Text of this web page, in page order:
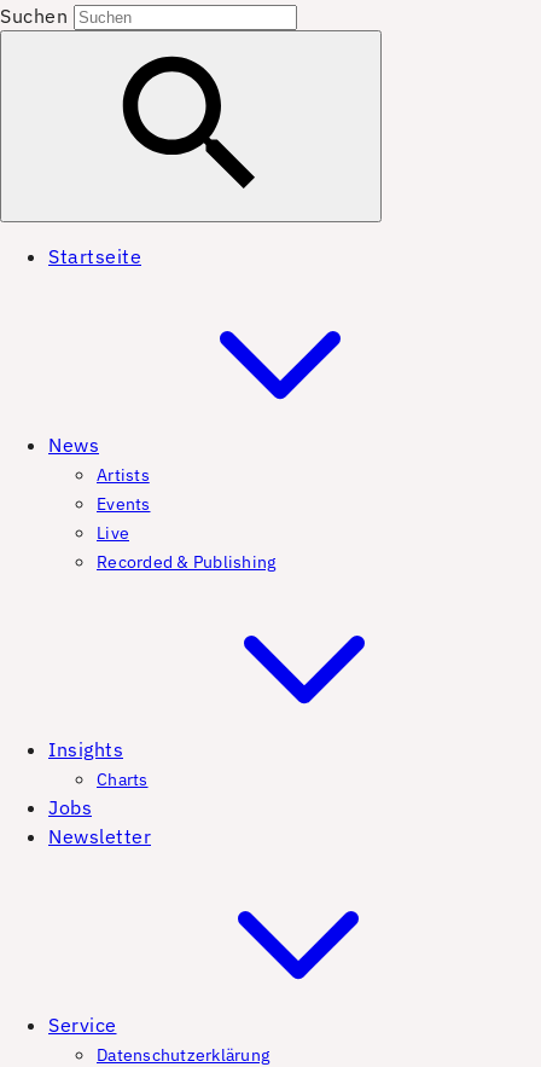
Suchen
Startseite
News
Artists
Events
Live
Recorded & Publishing
Insights
Charts
Jobs
Newsletter
Service
Datenschutzerklärung